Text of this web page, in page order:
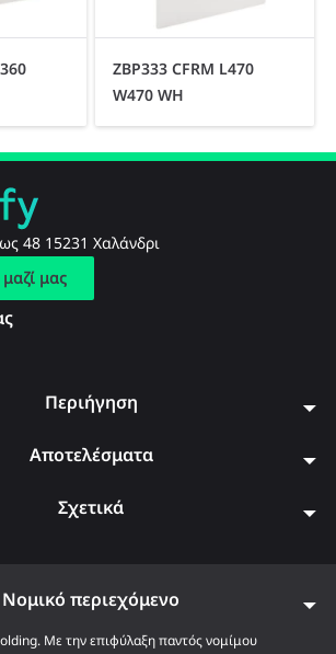
ZBP333 CFRM L470
W470 WH
48 15231 Χαλάνδρι
μας
Περιήγηση
Αποτελέσματα
Σχετικά
Με την επιφύλαξη παντός νομίμου
Νομικό περιεχόμενο